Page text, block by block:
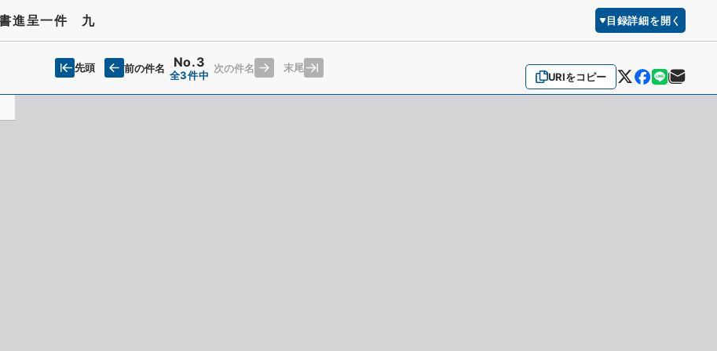
書進呈一件 九 目録詳細を開く
URIをコピー
先頭 前の件名 No.3
全3件中
次の件名 末尾